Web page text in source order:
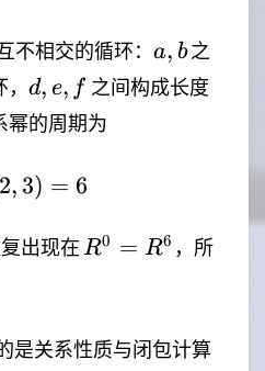
不相交的循环：a,b
a, b之
d,e,f
d, e, f 之间构成长度
幂的周期为
\mathrm{lcm}(2,3)=6
2, 3) = 6
出现在 R^0=R^6
R0 = R6 ，所
是关系性质与闭包计算